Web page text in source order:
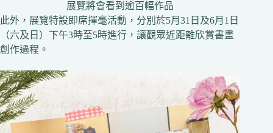
展覽將會看到逾百幅作品
此外，展覽特設即席揮毫活動，分別於5月31日及6月1日
（六及日）下午3時至5時進行，讓觀眾近距離欣賞書畫
創作過程。